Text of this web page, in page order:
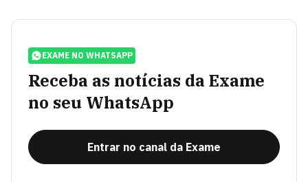
EXAME NO WHATSAPP
Receba as notícias da Exame
no seu WhatsApp
Entrar no canal da Exame